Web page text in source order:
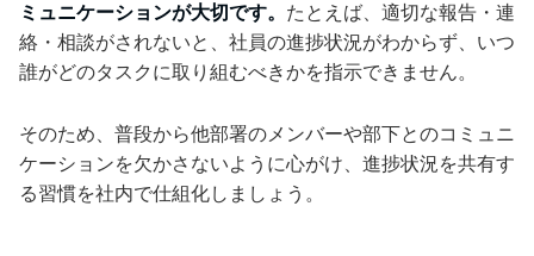
ミュニケーションが大切です。 たとえば、適切な報告・連
絡・相談がされないと、社員の進捗状況がわからず、いつ
誰がどのタスクに取り組むべきかを指示できません。
そのため、普段から他部署のメンバーや部下とのコミュニ
ケーションを欠かさないように心がけ、進捗状況を共有す
る習慣を社内で仕組化しましょう。